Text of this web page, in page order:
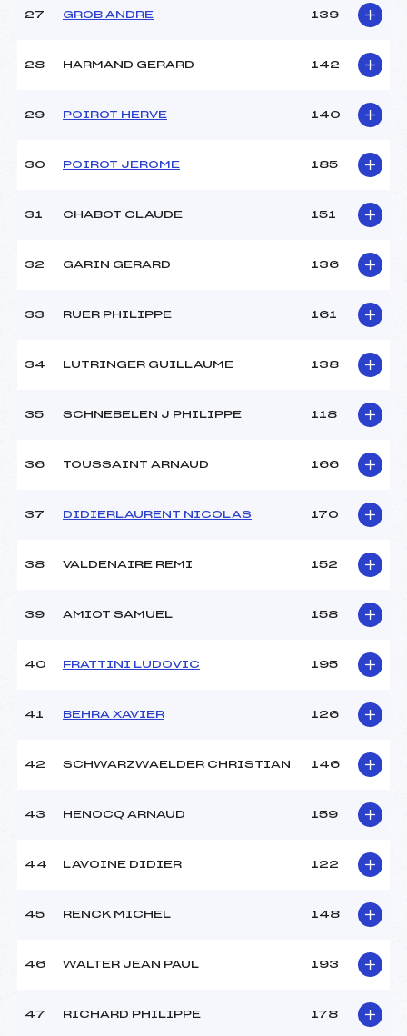
27 GROB ANDRE 139
28 HARMAND GERARD 142
29 POIROT HERVE 140
30 POIROT JEROME 185
31 CHABOT CLAUDE 151
32 GARIN GERARD 136
33 RUER PHILIPPE 161
34 LUTRINGER GUILLAUME 138
35 SCHNEBELEN J PHILIPPE 118
36 TOUSSAINT ARNAUD 166
37 DIDIERLAURENT NICOLAS 170
38 VALDENAIRE REMI 152
39 AMIOT SAMUEL 158
40 FRATTINI LUDOVIC 195
41 BEHRA XAVIER 126
42 SCHWARZWAELDER CHRISTIAN 146
43 HENOCQ ARNAUD 159
44 LAVOINE DIDIER 122
45 RENCK MICHEL 148
46 WALTER JEAN PAUL 193
47 RICHARD PHILIPPE 178